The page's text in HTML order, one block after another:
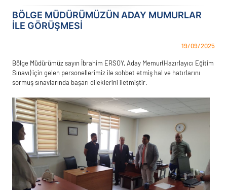
İLETIŞIM
BÖLGE MÜDÜRÜMÜZÜN ADAY MUMURLAR
İLE GÖRÜŞMESİ
19/09/2025
Bölge Müdürümüz sayın İbrahim ERSOY, Aday Memur(Hazırlayıcı Eğitim
Sınavı) için gelen personellerimiz ile sohbet etmiş hal ve hatırlarını
sormuş sınavlarında başarı dileklerini iletmiştir.